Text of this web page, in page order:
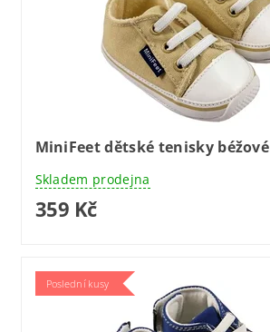
MiniFeet dětské tenisky béžové
Skladem prodejna
359 Kč
Poslední kusy